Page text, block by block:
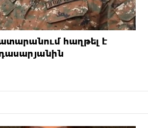
հաղթել է